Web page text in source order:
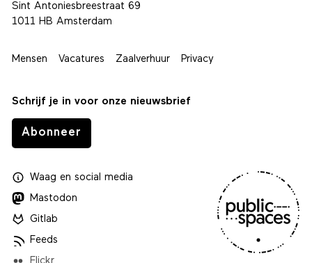
Sint Antoniesbreestraat 69
1011 HB Amsterdam
Mensen Vacatures Zaalverhuur Privacy
Schrijf je in voor onze nieuwsbrief
Abonneer
Waagen social media
Mastodon
Gitlab
Feeds